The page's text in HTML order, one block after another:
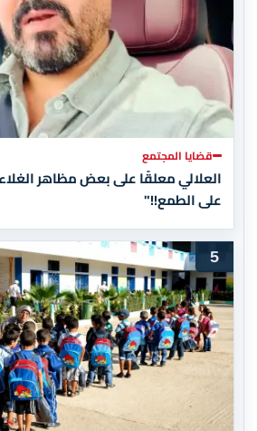
قضايا المجتمع
العلالي معلقًا على بعض مظاهر
على الطمع!!"
5